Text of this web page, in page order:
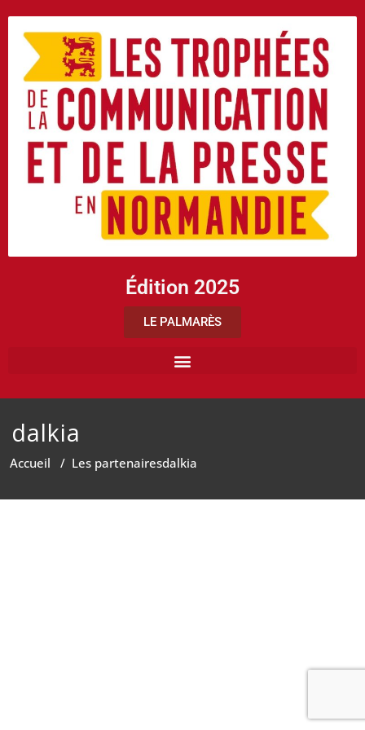
Édition 2025
LE PALMARÈS
dalkia
Accueil / Les partenairesdalkia